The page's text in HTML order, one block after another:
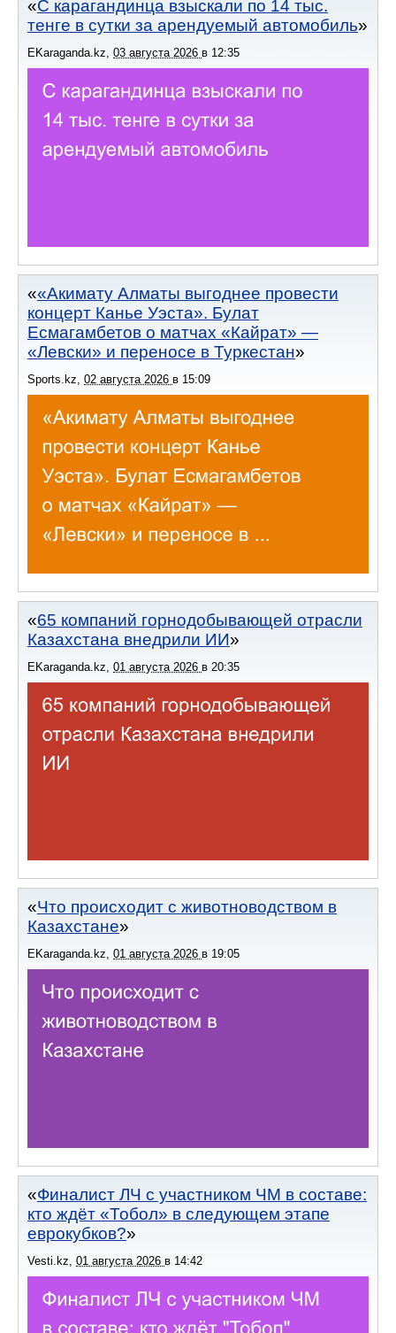
С карагандинца взыскали по 14 тыс.
тенге в сутки за арендуемый автомобиль
EKaraganda.kz 03 августа 2026 в 12:35
«Акимату Алматы выгоднее провести
концерт Канье Уэста». Булат
Есмагамбетов о матчах «Кайрат» —
«Левски» и переносе в Туркестан
Sports.kz 02 августа 2026 в 15:09
65 компаний горнодобывающей отрасли
Казахстана внедрили ИИ
EKaraganda.kz 01 августа 2026 в 20:35
Что происходит с животноводством в
Казахстане
EKaraganda.kz, 01 августа 2026 в 19:05
Финалист ЛЧ с участником ЧМ в составе:
кто ждёт «Тобол» в следующем этапе
еврокубков?
Vesti.kz, 01 августа 2026 в 14:42